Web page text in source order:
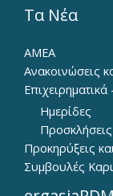
Τα Νέα
ΑΜΕΑ
Ανακοινώσεις
Ημερίδες
Προσκλήσεις
Προκηρύξεις
Συμβουλές